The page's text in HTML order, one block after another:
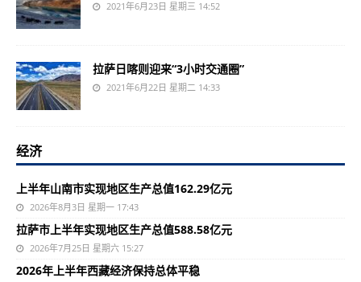
2021年6月23日 星期三 14:52
拉萨日喀则迎来“3小时交通圈”
2021年6月22日 星期二 14:33
经济
上半年山南市实现地区生产总值162.29亿元
2026年8月3日 星期一 17:43
拉萨市上半年实现地区生产总值588.58亿元
2026年7月25日 星期六 15:27
2026年上半年西藏经济保持总体平稳